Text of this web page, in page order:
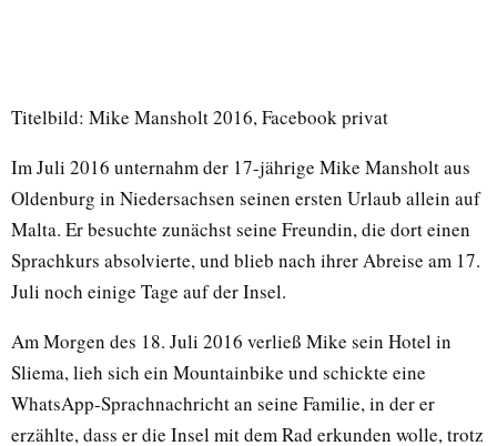
Titelbild: Mike Mansholt 2016, Facebook privat
Im Juli 2016 unternahm der 17-jährige Mike Mansholt aus
Oldenburg in Niedersachsen seinen ersten Urlaub allein auf
Malta. Er besuchte zunächst seine Freundin, die dort einen
Sprachkurs absolvierte, und blieb nach ihrer Abreise am 17.
Juli noch einige Tage auf der Insel.
Am Morgen des 18. Juli 2016 verließ Mike sein Hotel in
Sliema, lieh sich ein Mountainbike und schickte eine
WhatsApp-Sprachnachricht an seine Familie, in der er
erzählte, dass er die Insel mit dem Rad erkunden wolle, trotz